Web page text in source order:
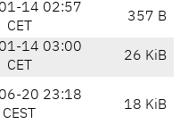
14 02:57
CET
357 B
14 03:00
CET
26 KiB
20 23:18
CEST
18 KiB